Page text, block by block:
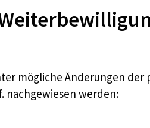
mögliche Änderungen
nachgewiesen werden: